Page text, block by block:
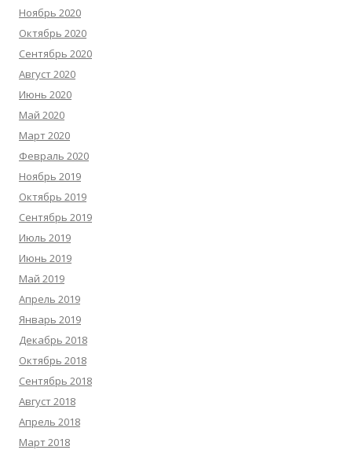
Ноябрь 2020
Октябрь 2020
Сентябрь 2020
Август 2020
Июнь 2020
Май 2020
Март 2020
Февраль 2020
Ноябрь 2019
Октябрь 2019
Сентябрь 2019
Июль 2019
Июнь 2019
Май 2019
Апрель 2019
Январь 2019
Декабрь 2018
Октябрь 2018
Сентябрь 2018
Август 2018
Апрель 2018
Март 2018